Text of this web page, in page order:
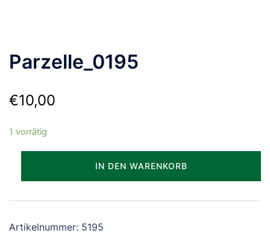
Parzelle_0195
€10,00
1 vorrätig
IN DEN WARENKORB
Artikelnummer: 5195